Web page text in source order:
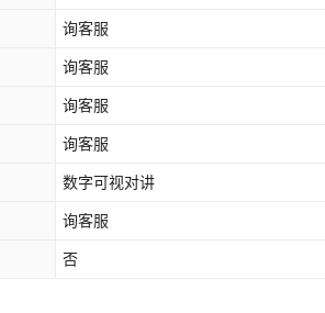
询客服
询客服
询客服
询客服
数字可视对讲
询客服
否